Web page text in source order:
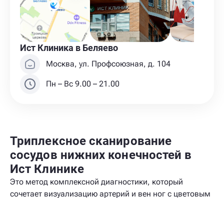
Ист Клиника в Беляево
Москва, ул. Профсоюзная, д. 104
Пн – Вс 9.00 – 21.00
Триплексное сканирование
сосудов нижних конечностей в
Ист Клинике
Это метод комплексной диагностики, который
сочетает визуализацию артерий и вен ног с цветовым